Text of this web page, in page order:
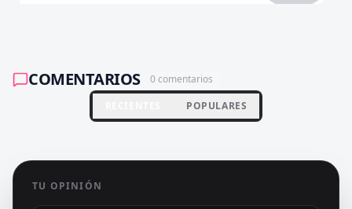
COMENTARIOS 0 comentarios
POPULARES
TU OPINIÓN